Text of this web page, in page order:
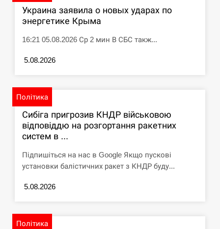
Украина заявила о новых ударах по
энергетике Крыма
16:21 05.08.2026 Ср 2 мин В СБС такж...
5.08.2026
Політика
Сибіга пригрозив КНДР військовою
відповіддю на розгортання ракетних
систем в ...
Підпишіться на нас в Google Якщо пускові
установки балістичних ракет з КНДР буду...
5.08.2026
Політика